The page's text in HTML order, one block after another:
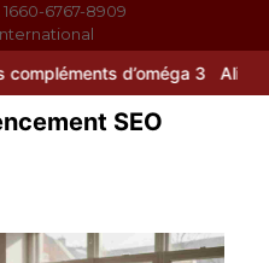
6767-8909
3 Alimentation équilibrée :
SEO